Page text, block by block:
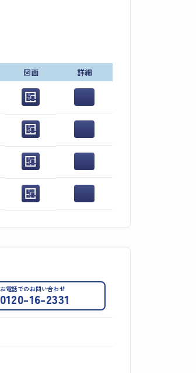
図面 詳細
お電話でのお問い合わせ
0120-16-2331